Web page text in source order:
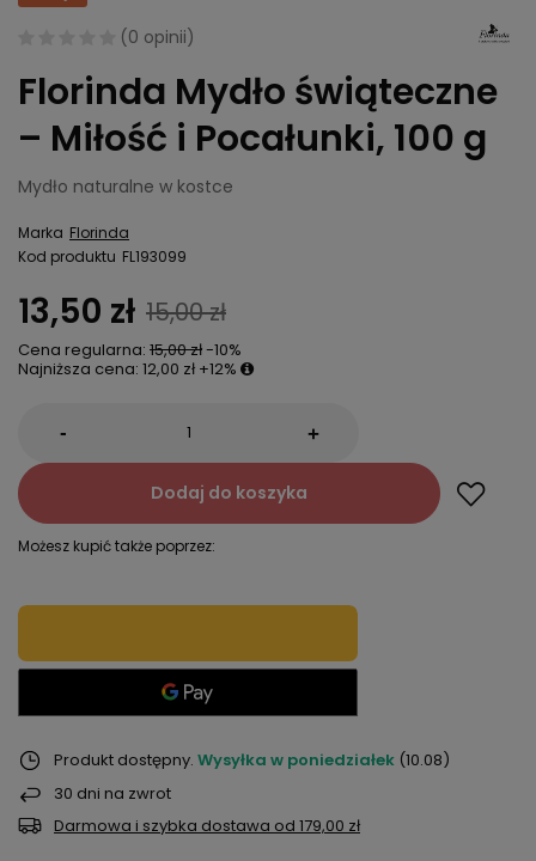
(0 opinii)
Florinda Mydło świąteczne
– Miłość i Pocałunki, 100 g
Mydło naturalne w kostce
Marka Florinda
Kod produktu FL193099
13,50 zł 15,00 zł
Cena regularna: 15,00 zł-10%
Najniższa cena: 12,00 zł +12%
- +
Dodaj do koszyka
Możesz kupić także poprzez:
Produkt dostępny Wysyłka w poniedziałek (10.08)
30 dni na zwrot
Darmowa i szybka dostawa od 179,00 zł